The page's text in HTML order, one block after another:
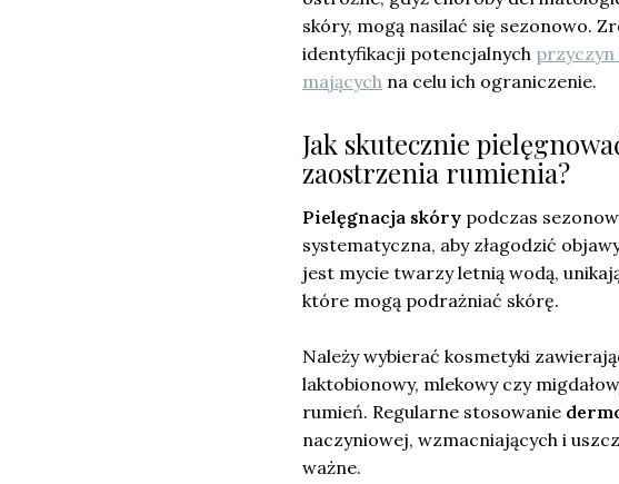
skóry, mogą nasilać się sezonowo.
identyfikacji potencjalnych
mających na celu ich ograniczenie.
Jak skutecznie
zaostrzenia rumienia?
Pielęgnacja skóry podczas
systematyczna, aby złagodzić
jest mycie twarzy letnią wodą,
które mogą podrażniać skórę.
Należy wybierać kosmetyki
laktobionowy, mlekowy czy
rumień. Regularne stosowanie
naczyniowej, wzmacniających i
ważne.